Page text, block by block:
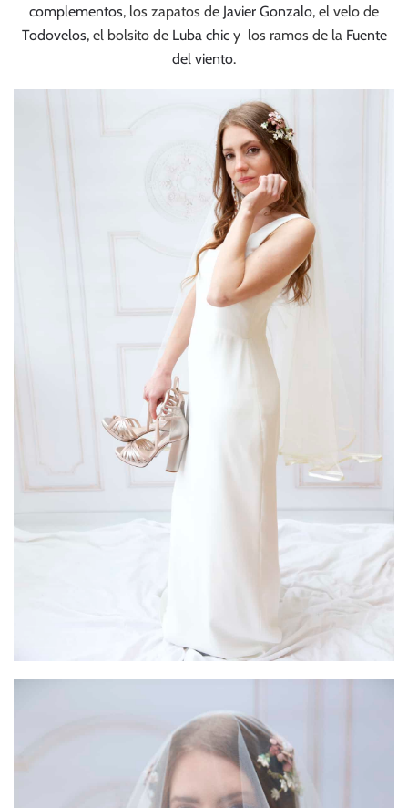
complementos, los zapatos de Javier Gonzalo, el velo de
Todovelos, el bolsito de Luba chicy los ramos de la Fuente
del viento.